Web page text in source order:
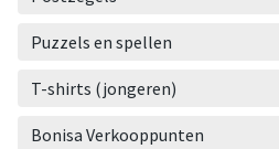
Puzzels en spellen
T-shirts (jongeren)
Bonisa Verkooppunten